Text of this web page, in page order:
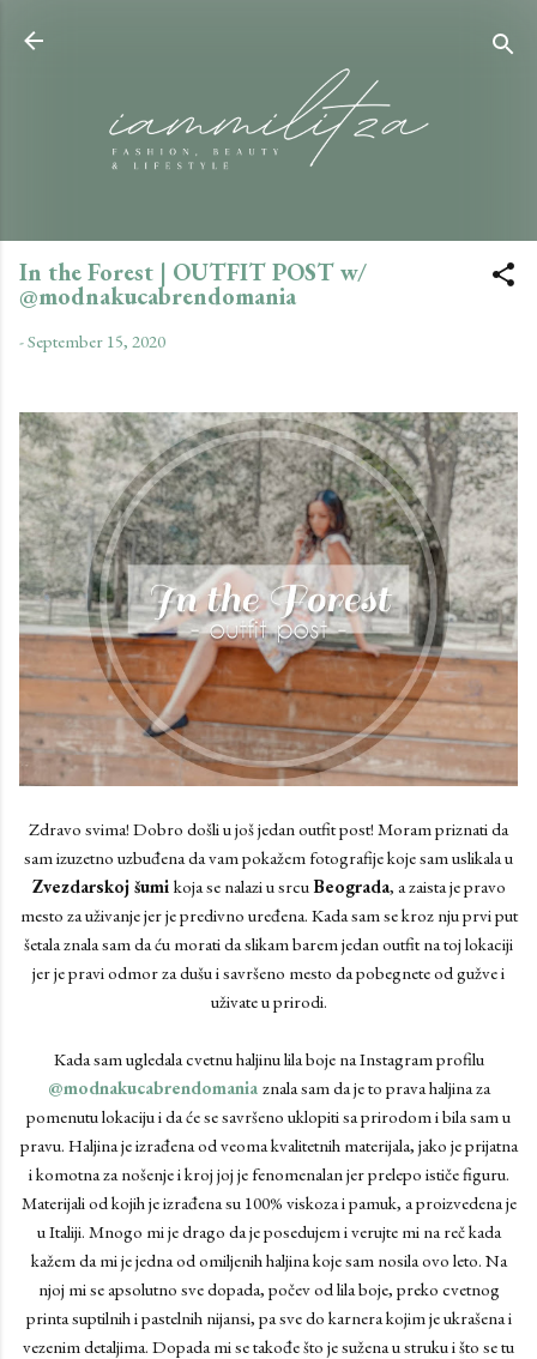
In the Forest | OUTFIT POST w/
@modnakucabrendomania
-September 15, 2020
Zdravo svima! Dobro došli u još jedan outfit post! Moram priznati da
sam izuzetno uzbuđena da vam pokažem fotografije koje sam uslikala u
Zvezdarskoj šumi koja se nalazi u srcu Beograda, a zaista je pravo
mesto za uživanje jer je predivno uređena. Kada sam se kroz nju prvi put
šetala znala sam da ću morati da slikam barem jedan outfit na toj lokaciji
jer je pravi odmor za dušu i savršeno mesto da pobegnete od gužve i
uživate u prirodi.
Kada sam ugledala cvetnu haljinu lila boje na Instagram profilu
@modnakucabrendomania znala sam da je to prava haljina za
pomenutu lokaciju i da će se savršeno uklopiti sa prirodom i bila sam u
pravu. Haljina je izrađena od veoma kvalitetnih materijala, jako je prijatna
i komotna za nošenje i kroj joj je fenomenalan jer prelepo ističe figuru.
Materijali od kojih je izrađena su 100% viskoza i pamuk, a proizvedena je
u Italiji. Mnogo mi je drago da je posedujem i verujte mi na reč kada
kažem da mi je jedna od omiljenih haljina koje sam nosila ovo leto. Na
njoj mi se apsolutno sve dopada, počev od lila boje, preko cvetnog
printa suptilnih i pastelnih nijansi, pa sve do karnera kojim je ukrašena i
vezenim detaljima. Dopada mi se takođe što je sužena u struku i što se tu